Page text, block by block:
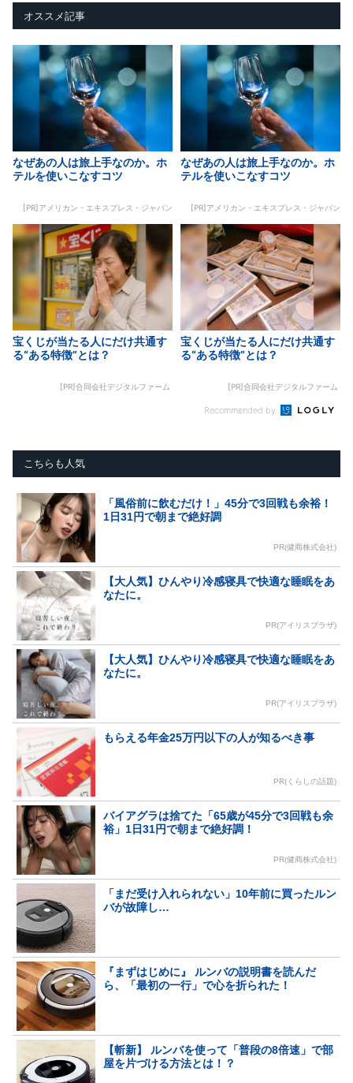
オススメ記事
なぜあの人は旅上手なのか。ホ
テルを使いこなすコツ
[PR]アメリカン・エキスプレス・ジャパン
なぜあの人は旅上手なのか。ホ
テルを使いこなすコツ
[PR]アメリカン・エキスプレス・ジャパン
宝くじが当たる人にだけ共通す
る“ある特徴”とは？
[PR]合同会社デジタルファーム
宝くじが当たる人にだけ共通す
る“ある特徴”とは？
[PR]合同会社デジタルファーム
Recommended by
こちらも人気
「風俗前に飲むだけ！」45分で3回戦も余裕！
1日31円で朝まで絶好調
PR(健商株式会社)
【大人気】ひんやり冷感寝具で快適な睡眠をあ
なたに。
PR(アイリスプラザ)
【大人気】ひんやり冷感寝具で快適な睡眠をあ
なたに。
PR(アイリスプラザ)
もらえる年金25万円以下の人が知るべき事
PR(くらしの話題)
バイアグラは捨てた「65歳が45分で3回戦も余
裕」1日31円で朝まで絶好調！
PR(健商株式会社)
「まだ受け入れられない」10年前に買ったルン
バが故障し…
『まずはじめに』 ルンバの説明書を読んだ
ら、「最初の一行」で心を折られた！
【斬新】 ルンバを使って「普段の8倍速」で部
屋を片づける方法とは！？